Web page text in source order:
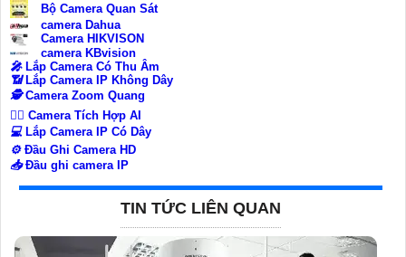
Bộ Camera Quan Sát
camera Dahua
Camera HIKVISON
camera KBvision
️🎤️ Lắp Camera Có Thu Âm
📶 Lắp Camera IP Không Dây
🕵️Camera Zoom Quang
🧛‍♀️ Camera Tích Hợp AI
💻Lắp Camera IP Có Dây
⚙️Đầu Ghi Camera HD
📥Đầu ghi camera IP
TIN TỨC LIÊN QUAN